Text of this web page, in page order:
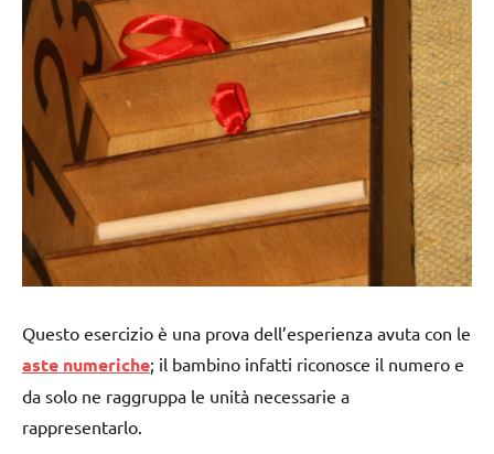
Questo esercizio è una prova dell’esperienza avuta con le
aste numeriche; il bambino infatti riconosce il numero e
da solo ne raggruppa le unità necessarie a
rappresentarlo.